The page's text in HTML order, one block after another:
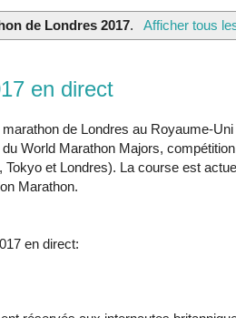
de Londres 2017. Afficher tous
en direct
de Londres au Royaume-Uni
World Marathon Majors,
et Londres). La course est
Marathon.
en direct: